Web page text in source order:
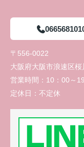
〒556-0022
大阪府大阪市浪速区
営業時間： 10：00～
定休日： 不定休